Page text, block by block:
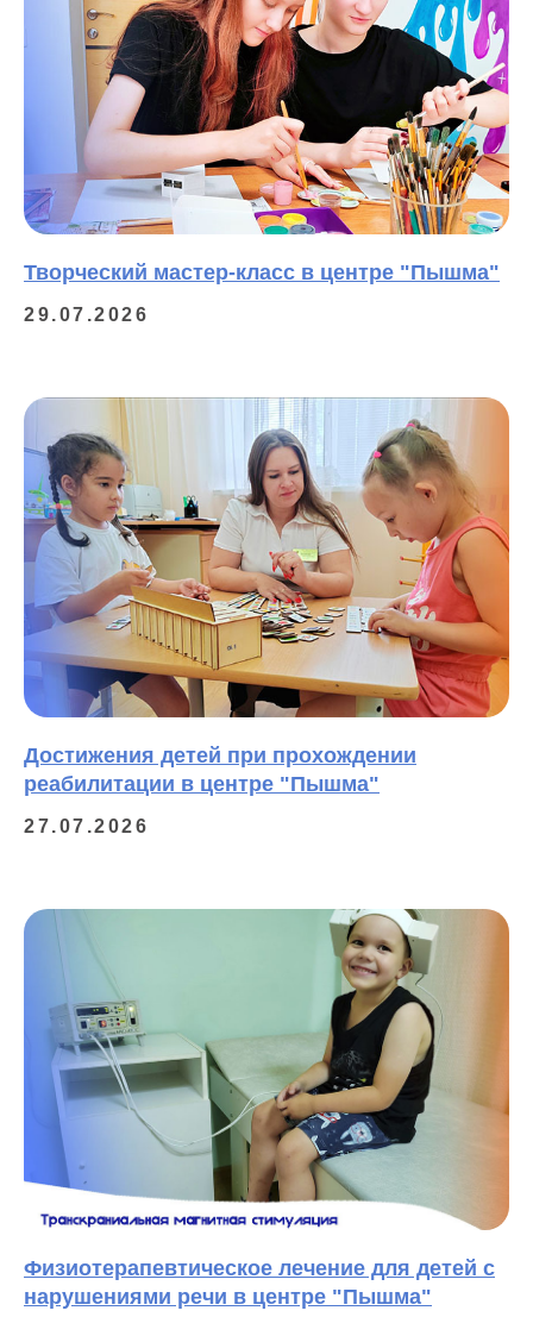
Творческий мастер-класс в центре "Пышма"
29.07.2026
Достижения детей при прохождении
реабилитации в центре "Пышма"
27.07.2026
Физиотерапевтическое лечение для детей с
нарушениями речи в центре "Пышма"